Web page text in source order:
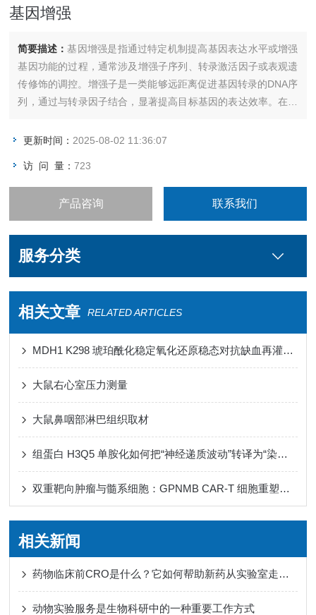
基因增强
简要描述：基因增强是指通过特定机制提高基因表达水平或增强
基因功能的过程，通常涉及增强子序列、转录激活因子或表观遗
传修饰的调控。增强子是一类能够远距离促进基因转录的DNA序
列，通过与转录因子结合，显著提高目标基因的表达效率。在细
工程和基因治疗中的关键调控手段。
更新时间： 2025-08-02 11:36:07
访 问 量：723
产品咨询 联系我们
服务分类
相关文章 RELATED ARTICLES
MDH1 K298 琥珀酰化稳定氧化还原稳态对抗缺血再灌注损伤心肌铁死亡
大鼠右心室压力测量
大鼠鼻咽部淋巴组织取材
组蛋白 H3Q5 单胺化如何把“神经递质波动”转译为“染色质节律”
双重靶向肿瘤与髓系细胞：GPNMB CAR-T 细胞重塑免疫微环境
相关新闻
药物临床前CRO是什么？它如何帮助新药从实验室走向人体试验？
动物实验服务是生物科研中的一种重要工作方式